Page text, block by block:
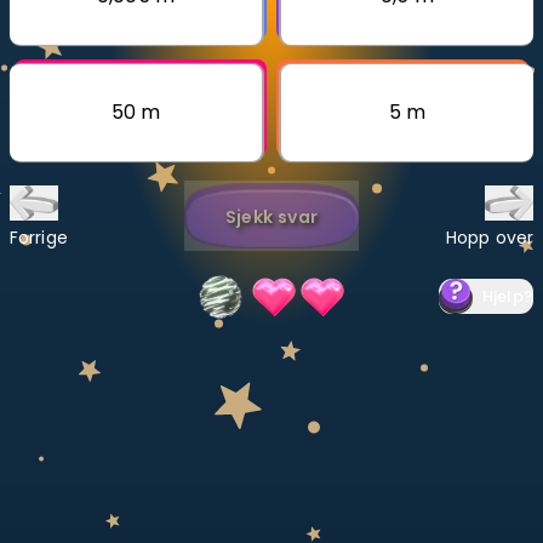
Bestill privatundervisning
Velg læreplan
Logg inn
50 m 5 m
Forrige
Sjekk svar
Hopp over
?